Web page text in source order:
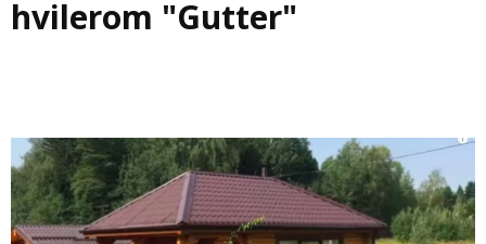
hvilerom "Gutter"